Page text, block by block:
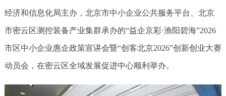
经济和信息化局主办，北京市中小企业公共服务平台、北京
市密云区测控装备产业集群承办的“益企京彩·渔阳碧海”2026
市区中小企业惠企政策宣讲会暨“创客北京2026”创新创业大赛
动员会，在密云区全域发展促进中心顺利举办。